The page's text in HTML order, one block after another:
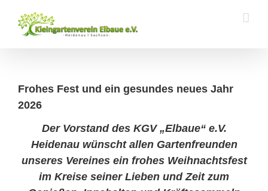
Inhalt
springen
Frohes Fest und ein gesundes neues Jahr
2026
Der Vorstand des KGV „Elbaue“ e.V.
Heidenau wünscht allen Gartenfreunden
unseres Vereines ein frohes Weihnachtsfest
im Kreise seiner Lieben und Zeit zum